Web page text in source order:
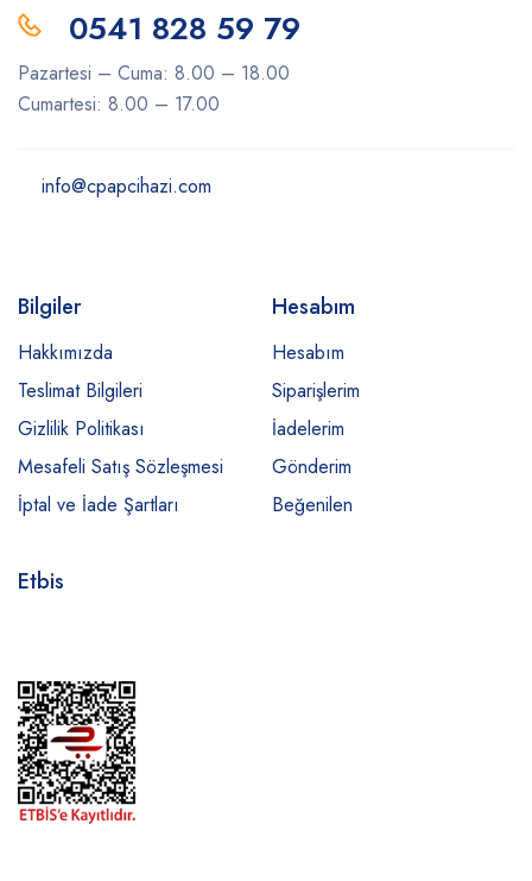
0541 828 59 79
Pazartesi – Cuma: 8.00 – 18.00
Cumartesi: 8.00 – 17.00
info@cpapcihazi.com
Bilgiler
Hakkımızda
Teslimat Bilgileri
Gizlilik Politikası
Mesafeli Satış Sözleşmesi
İptal ve İade Şartları
Hesabım
Hesabım
Siparişlerim
İadelerim
Gönderim
Beğenilen
Etbis